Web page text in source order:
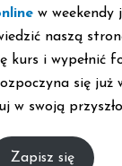
w
naszą
kurs i wypełnić
się już
w swoją
Zapisz się